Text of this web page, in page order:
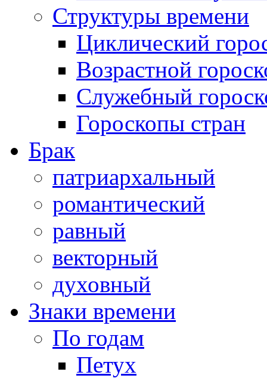
Структуры времени
Циклический
Возрастной
Служебный
Гороскопы стран
Брак
патриархальный
романтический
равный
векторный
духовный
Знаки времени
По годам
Петух